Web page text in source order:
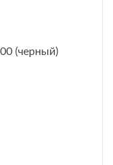
(черный)